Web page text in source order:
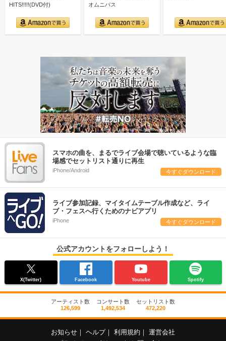
HITS!!!!!(DVD付)
オムニバス
スマホの曲を、まるでライブ会場で聴いているような臨
場感でセットリスト通りに再生
iPhone/Android 今すぐダウンロード
ライブ参加記録、マイタイムテーブル作成など、ライ
ブ・フェスへ行くためのナビアプリ
iPhone 今すぐダウンロード
公式アカウントをフォローしよう！
X(Twitter) Facebook Youtube Spotify
アーティスト数
126,599
コンサート数
1,492,534
セットリスト数
472,220
お知らせ ヘルプ 利用規約
運営会社